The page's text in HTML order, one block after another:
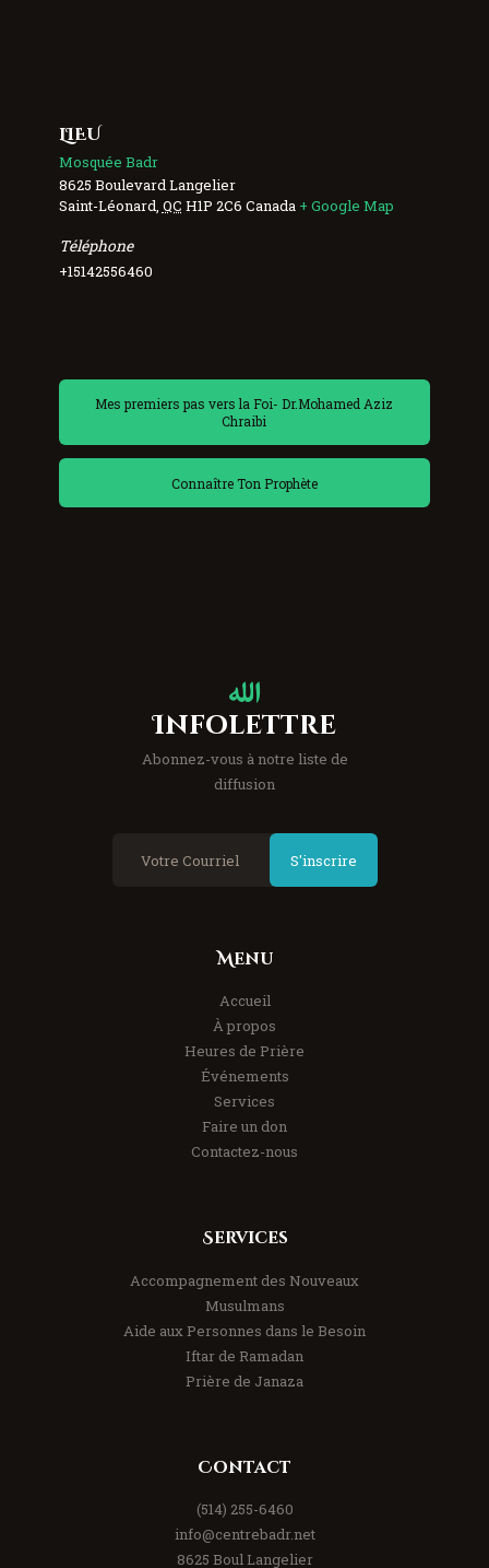
LIEU
Mosquée Badr
8625 Boulevard Langelier
Saint-Léonard QC H1P 2C6 Canada + Google Map
Téléphone
+15142556460
Mes premiers pas vers la Foi- Dr.Mohamed Aziz
Chraibi
Connaître Ton Prophète
Infolettre
Abonnez-vous à notre liste de
diffusion
S'inscrire
Menu
Accueil
À propos
Heures de Prière
Événements
Services
Faire un don
Contactez-nous
Services
Accompagnement des Nouveaux
Musulmans
Aide aux Personnes dans le Besoin
Iftar de Ramadan
Prière de Janaza
Contact
(514) 255-6460
info@centrebadr.net
8625 Boul Langelier